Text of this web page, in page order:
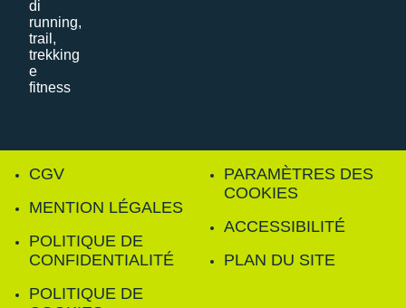
CGV
MENTION LÉGALES
POLITIQUE DE
CONFIDENTIALITÉ
POLITIQUE DE
PARAMÈTRES DES
COOKIES
ACCESSIBILITÉ
PLAN DU SITE